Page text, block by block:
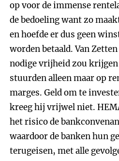
op voor de immense
de bedoeling want zo
en hoefde er dus geen
worden betaald. Van
nodige vrijheid zou
stuurden alleen maar op
marges. Geld om te
kreeg hij vrijwel niet.
het risico de
waardoor de banken hun
terugeisen, met alle